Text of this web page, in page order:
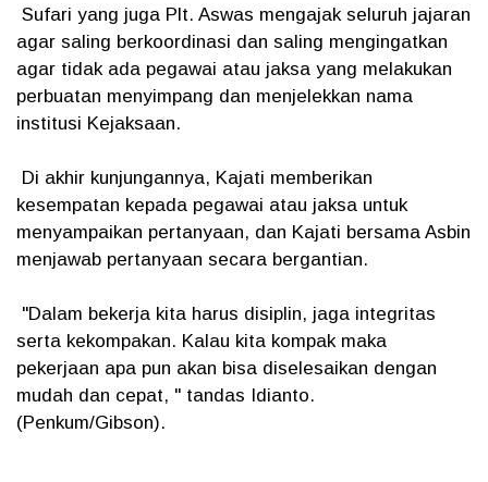
Sufari yang juga Plt. Aswas mengajak seluruh jajaran
agar saling berkoordinasi dan saling mengingatkan
agar tidak ada pegawai atau jaksa yang melakukan
perbuatan menyimpang dan menjelekkan nama
institusi Kejaksaan.
Di akhir kunjungannya, Kajati memberikan
kesempatan kepada pegawai atau jaksa untuk
menyampaikan pertanyaan, dan Kajati bersama Asbin
menjawab pertanyaan secara bergantian.
"Dalam bekerja kita harus disiplin, jaga integritas
serta kekompakan. Kalau kita kompak maka
pekerjaan apa pun akan bisa diselesaikan dengan
mudah dan cepat, " tandas Idianto.
(Penkum/Gibson).